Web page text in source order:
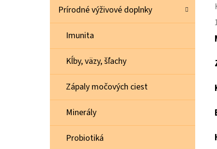
Prírodné výživové doplnky
Imunita
Kĺby, väzy, šľachy
Zápaly močových ciest
Minerály
Probiotiká